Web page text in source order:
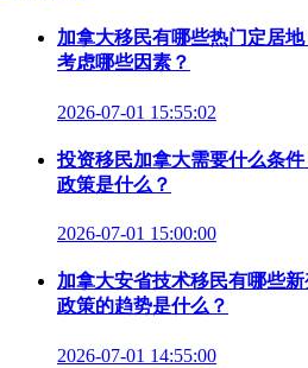
加拿大移民有哪些热门定居
考虑哪些因素？
2026-07-01 15:55:02
投资移民加拿大需要什么条
政策是什么？
2026-07-01 15:00:00
加拿大安省技术移民有哪些
政策的趋势是什么？
2026-07-01 14:55:00